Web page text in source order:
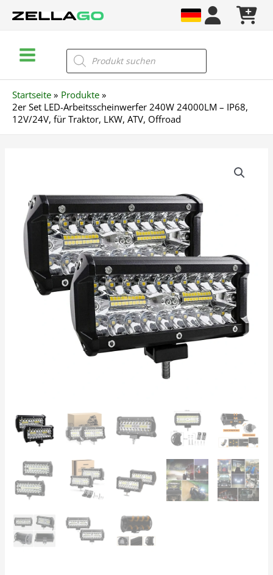
Inhalt
Menu
Products
search
Startseite
Produkte
2er Set LED-Arbeitsscheinwerfer 240W 24000LM – IP68,
12V/24V, für Traktor, LKW, ATV, Offroad
Arbeitsscheinwerfer
240W
24000LM
IP68,
12V/24V,
Traktor,